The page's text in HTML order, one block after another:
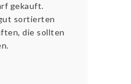
gekauft.
sortierten
die sollten